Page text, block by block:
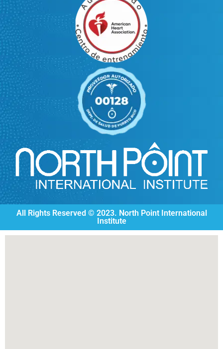
All Rights Reserved © 2023. North Point International
Institute